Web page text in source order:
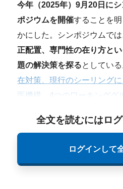
今年（2025年）9月20日にシ
ポジウムを開催することを明
かにした。シンポジウムでは
正配置、専門性の在り方と
題の解決策を探るとしてい
在対策、現行のシーリング
医機構、4つのワーキンググ
全文を読むにはロ
ログインして